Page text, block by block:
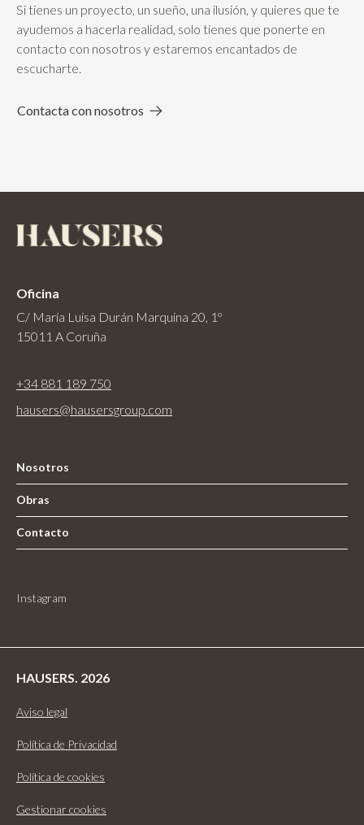
Si tienes un proyecto, un sueño, una ilusión, y quieres que te
ayudemos a hacerla realidad, solo tienes que ponerte en
contacto con nosotros y estaremos encantados de
escucharte.
Contacta con nosotros
Oficina
C/ María Luisa Durán Marquina 20, 1º
15011 A Coruña
+34 881 189 750
hausers@hausersgroup.com
Nosotros
Obras
Contacto
Instagram
HAUSERS. 2026
Aviso legal
Política de Privacidad
Política de cookies
Gestionar cookies